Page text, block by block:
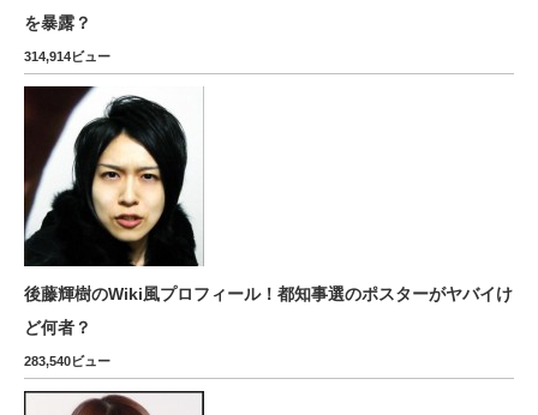
を暴露？
314,914ビュー
後藤輝樹のWiki風プロフィール！都知事選のポスターがヤバイけ
ど何者？
283,540ビュー